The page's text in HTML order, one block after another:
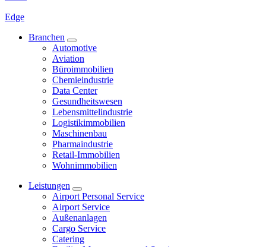
Edge
Branchen
Automotive
Aviation
Büroimmobilien
Chemieindustrie
Data Center
Gesundheitswesen
Lebensmittelindustrie
Logistikimmobilien
Maschinenbau
Pharmaindustrie
Retail-Immobilien
Wohnimmobilien
Leistungen
Airport Personal Service
Airport Service
Außenanlagen
Cargo Service
Catering